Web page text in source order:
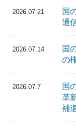
2026.07.21
国
通
2026.07.14
国
の
2026.07.7
国
革
補